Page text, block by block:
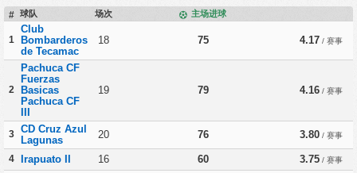
# 球队 场次 主场进球
1
Club
Bombarderos
de Tecamac
18 75 4.17 / 赛事
2
Pachuca CF
Fuerzas
Basicas
Pachuca CF
19 79 4.16 / 赛事
3
CD Cruz Azul
Lagunas
20 76 3.80 / 赛事
4 Irapuato II 16 60 3.75 / 赛事